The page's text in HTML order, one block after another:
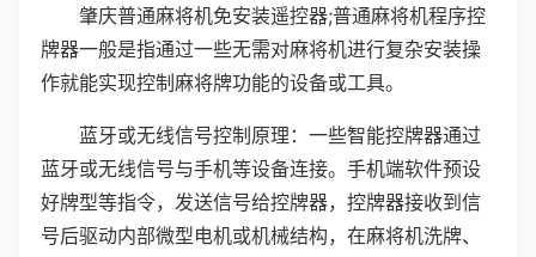
肇庆普通麻将机免安装遥控器;普通麻将机程序控
牌器一般是指通过一些无需对麻将机进行复杂安装操
作就能实现控制麻将牌功能的设备或工具。
蓝牙或无线信号控制原理：一些智能控牌器通过
蓝牙或无线信号与手机等设备连接。手机端软件预设
好牌型等指令，发送信号给控牌器，控牌器接收到信
号后驱动内部微型电机或机械结构，在麻将机洗牌、